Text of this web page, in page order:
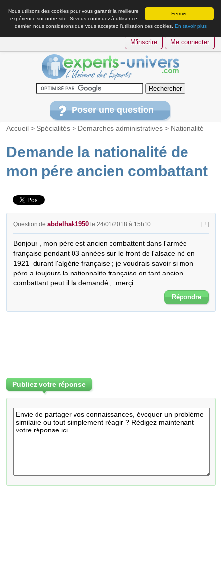
Fermer
Nous utilisons des cookies pour vous garantir la meilleure
expérience sur notre site. Si vous continuez à utiliser ce
dernier, nous considérons que vous acceptez l’utilisation des cookies. En savoir plus
M'inscrire Me connecter
Poser une question
Accueil > Spécialités > Demarches administratives > Nationalité
Demande la nationalité de
mon pére ancien combattant
Question deabdelhak1950 le 24/01/2018 à 15h10 [ ! ]
Bonjour , mon pére est ancien combattent dans l'armée
française pendant 03 années sur le front de l'alsace né en
1921  durant l'algérie française ; je voudrais savoir si mon
pére a toujours la nationnalite française en tant ancien
combattant peut il la demandé ,  merçi
Répondre
Publiez votre réponse